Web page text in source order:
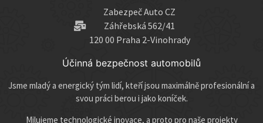
Zabezpeč Auto CZ
Záhřebská 562/41
120 00 Praha 2-Vinohrady
Účinná bezpečnost automobilů
Jsme mladý a energický tým lidí, kteří jsou maximálně profesionální a
svou práci berou i jako koníček.
Milujeme technologické inovace, a proto pro naše projekty